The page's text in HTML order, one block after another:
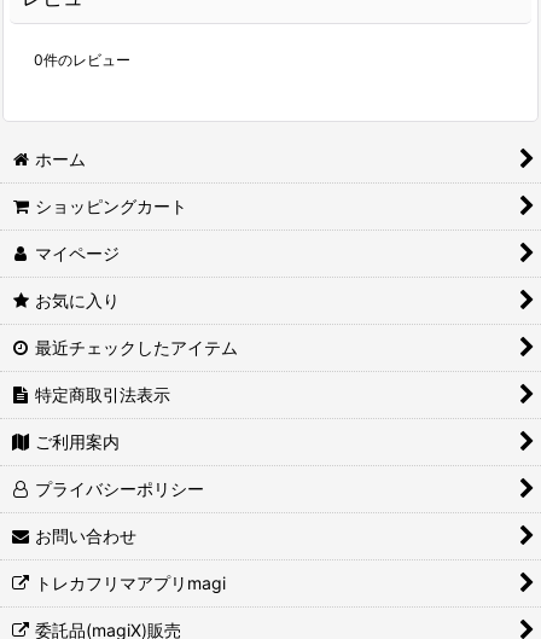
0件のレビュー
ホーム
ショッピングカート
マイページ
お気に入り
最近チェックしたアイテム
特定商取引法表示
ご利用案内
プライバシーポリシー
お問い合わせ
トレカフリマアプリmagi
委託品(magiX)販売